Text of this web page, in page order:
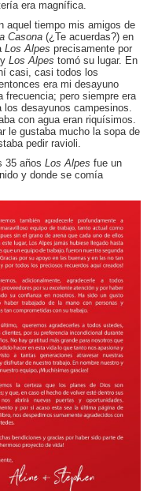
era magnífica.
aquel tiempo mis amigos de
Casona (¿Te acuerdas?) en
Los Alpes precisamente por
y Los Alpes tomó su lugar. En
casi, casi todos los
era mi desayuno
frecuencia; pero siempre era
desayunos campesinos.
con agua eran riquísimos.
le gustaba mucho la sopa de
pedir ravioli.
35 años Los Alpes fue un
y donde se comía